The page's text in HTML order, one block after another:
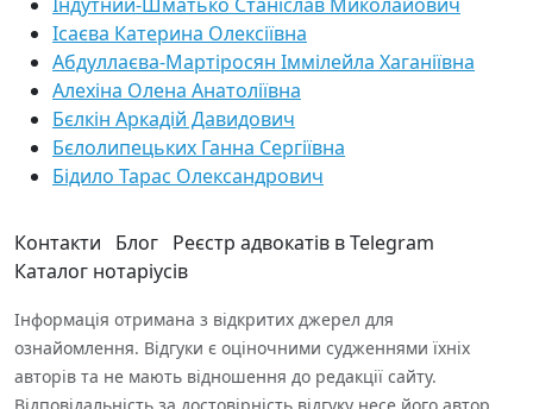
Ісаєва Катерина Олексіївна
Абдуллаєва-Мартіросян Іммілейла Хаганіївна
Алехіна Олена Анатоліївна
Бєлкін Аркадій Давидович
Бєлолипецьких Ганна Сергіївна
Бідило Тарас Олександрович
Контакти Блог Реєстр адвокатів в Telegram
Каталог нотаріусів
Інформація отримана з відкритих джерел для
ознайомлення. Відгуки є оціночними судженнями їхніх
авторів та не мають відношення до редакції сайту.